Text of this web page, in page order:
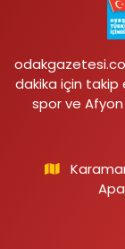
dakika için takip
spor ve